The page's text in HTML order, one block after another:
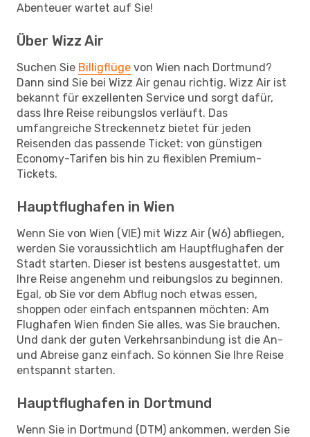
Abenteuer wartet auf Sie!
Über Wizz Air
Suchen Sie Billigflüge von Wien nach Dortmund?
Dann sind Sie bei Wizz Air genau richtig. Wizz Air ist
bekannt für exzellenten Service und sorgt dafür,
dass Ihre Reise reibungslos verläuft. Das
umfangreiche Streckennetz bietet für jeden
Reisenden das passende Ticket: von günstigen
Economy-Tarifen bis hin zu flexiblen Premium-
Tickets.
Hauptflughafen in Wien
Wenn Sie von Wien (VIE) mit Wizz Air (W6) abfliegen,
werden Sie voraussichtlich am Hauptflughafen der
Stadt starten. Dieser ist bestens ausgestattet, um
Ihre Reise angenehm und reibungslos zu beginnen.
Egal, ob Sie vor dem Abflug noch etwas essen,
shoppen oder einfach entspannen möchten: Am
Flughafen Wien finden Sie alles, was Sie brauchen.
Und dank der guten Verkehrsanbindung ist die An-
und Abreise ganz einfach. So können Sie Ihre Reise
entspannt starten.
Hauptflughafen in Dortmund
Wenn Sie in Dortmund (DTM) ankommen, werden Sie